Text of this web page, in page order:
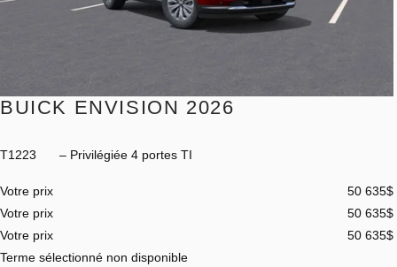
BUICK ENVISION 2026
T1223 – Privilégiée 4 portes TI
Votre prix 50 635$
Votre prix
50 635$
Votre prix
50 635$
Terme sélectionné non disponible